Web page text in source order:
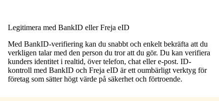
Legitimera med BankID eller Freja eID
Med BankID-verifiering kan du snabbt och enkelt bekräfta att du
verkligen talar med den person du tror att du gör. Du kan verifiera
kunders identitet i realtid, över telefon, chat eller e-post. ID-
kontroll med BankID och Freja eID är ett oumbärligt verktyg för
företag som sätter högt värde på säkerhet och förtroende.